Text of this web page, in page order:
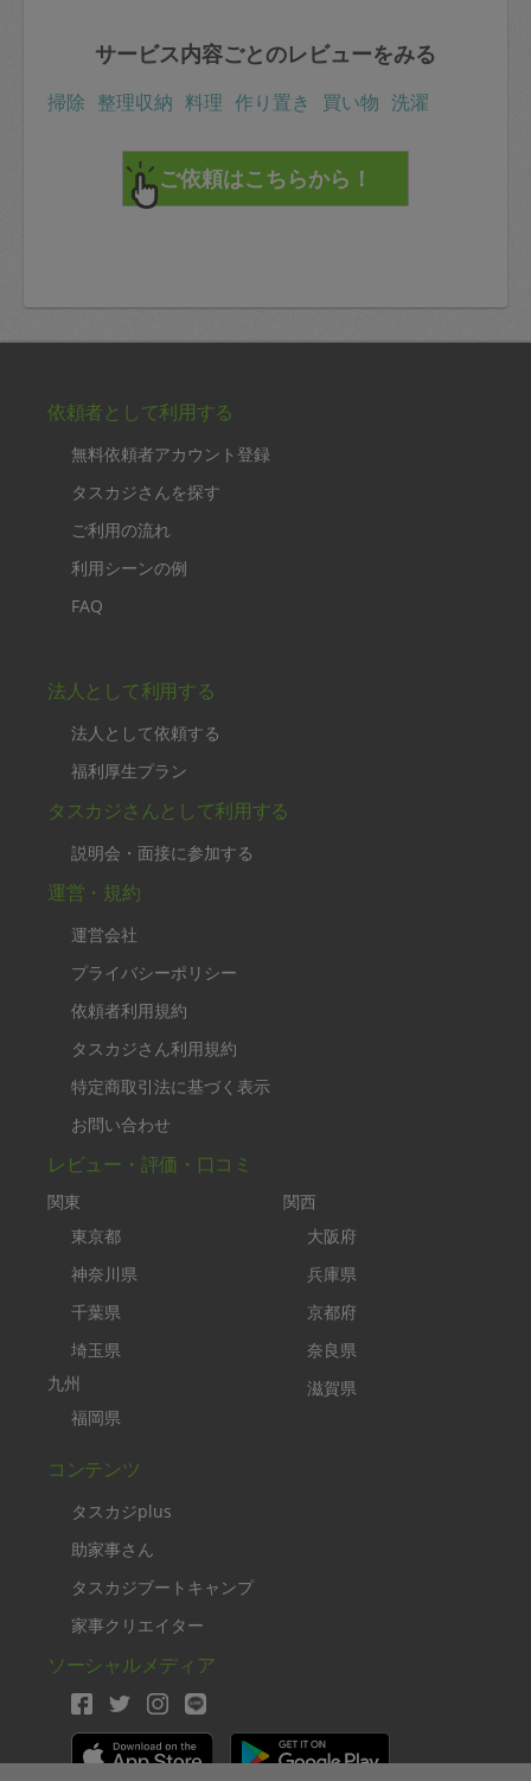
サービス内容ごとのレビューをみる
掃除 整理収納 料理 作り置き 買い物 洗濯
依頼者として利用する
無料依頼者アカウント登録
タスカジさんを探す
ご利用の流れ
利用シーンの例
FAQ
法人として利用する
法人として依頼する
福利厚生プラン
タスカジさんとして利用する
説明会・面接に参加する
運営・規約
運営会社
プライバシーポリシー
依頼者利用規約
タスカジさん利用規約
特定商取引法に基づく表示
お問い合わせ
レビュー・評価・口コミ
関東
東京都
神奈川県
千葉県
埼玉県
九州
福岡県
関西
大阪府
兵庫県
京都府
奈良県
滋賀県
コンテンツ
タスカジplus
助家事さん
タスカジブートキャンプ
家事クリエイター
ソーシャルメディア